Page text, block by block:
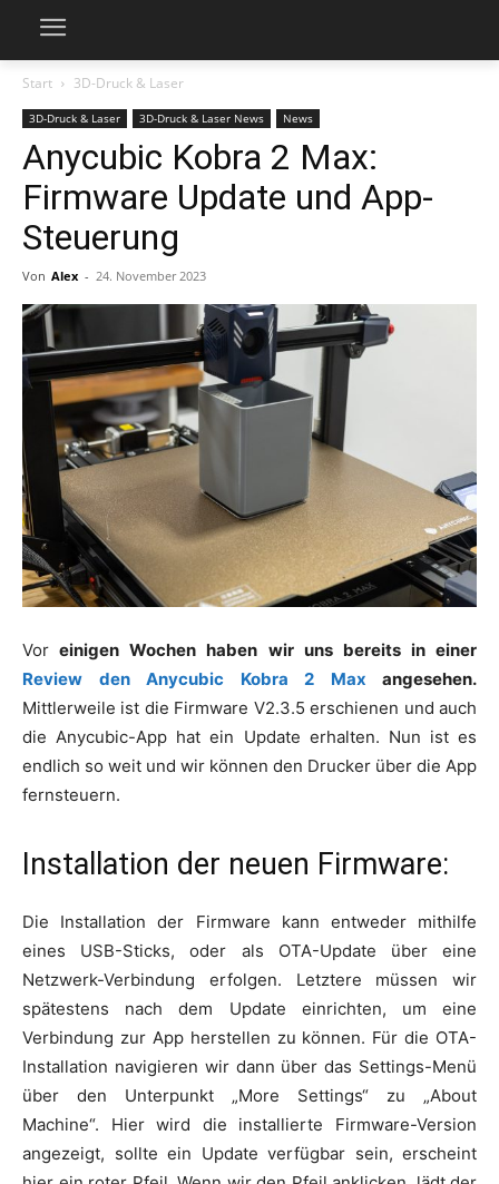
Start 3D-Druck & Laser
3D-Druck & Laser 3D-Druck & Laser News News
Anycubic Kobra 2 Max:
Firmware Update und App-
Steuerung
Von Alex - 24. November 2023
Vor einigen Wochen haben wir uns bereits in einer
Review den Anycubic Kobra 2 Max angesehen.
Mittlerweile ist die Firmware V2.3.5 erschienen und auch
die Anycubic-App hat ein Update erhalten. Nun ist es
endlich so weit und wir können den Drucker über die App
fernsteuern.
Installation der neuen Firmware:
Die Installation der Firmware kann entweder mithilfe
eines USB-Sticks, oder als OTA-Update über eine
Netzwerk-Verbindung erfolgen. Letztere müssen wir
spätestens nach dem Update einrichten, um eine
Verbindung zur App herstellen zu können. Für die OTA-
Installation navigieren wir dann über das Settings-Menü
über den Unterpunkt „More Settings“ zu „About
Machine“. Hier wird die installierte Firmware-Version
angezeigt, sollte ein Update verfügbar sein, erscheint